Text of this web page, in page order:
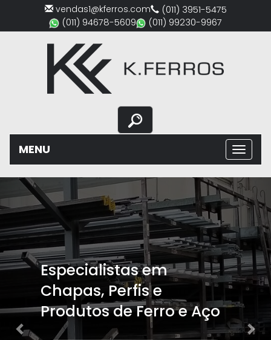
vendas1@kferros.com
(011) 3951-5475
(011) 94678-5609
(011) 99230-9967
MENU
Ferro e aço em São
Paulo Capital,
entregamos em até 24h
Previous